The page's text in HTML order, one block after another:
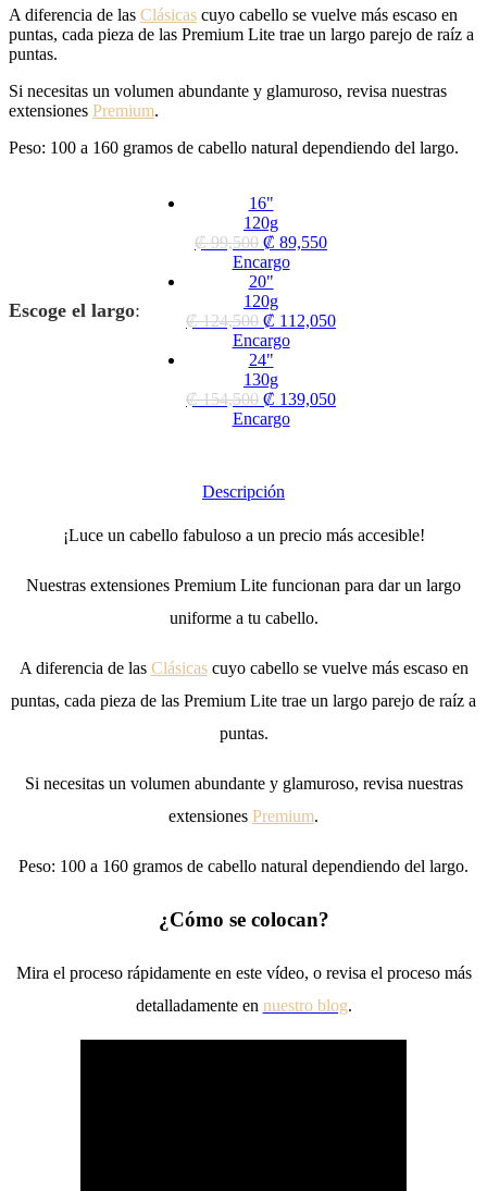
A diferencia de las Clásicas cuyo cabello se vuelve más escaso en
puntas, cada pieza de las Premium Lite trae un largo parejo de raíz a
puntas.
Si necesitas un volumen abundante y glamuroso, revisa nuestras
extensiones Premium.
Peso: 100 a 160 gramos de cabello natural dependiendo del largo.
Escoge el largo:
16"
120g
₡99,500 ₡ 89,550
Encargo
20"
120g
₡124,500 ₡ 112,050
Encargo
24"
130g
₡154,500 ₡ 139,050
Encargo
Descripción
¡Luce un cabello fabuloso a un precio más accesible!
Nuestras extensiones Premium Lite funcionan para dar un largo
uniforme a tu cabello.
A diferencia de las Clásicascuyo cabello se vuelve más escaso en
puntas, cada pieza de las Premium Lite trae un largo parejo de raíz a
puntas.
Si necesitas un volumen abundante y glamuroso, revisa nuestras
extensiones Premium.
Peso: 100 a 160 gramos de cabello natural dependiendo del largo.
¿Cómo se colocan?
Mira el proceso rápidamente en este vídeo, o revisa el proceso más
detalladamente en nuestro blog.